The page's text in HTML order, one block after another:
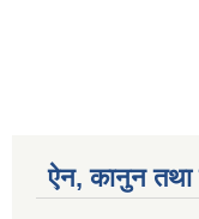
ऐन, कानुन तथा